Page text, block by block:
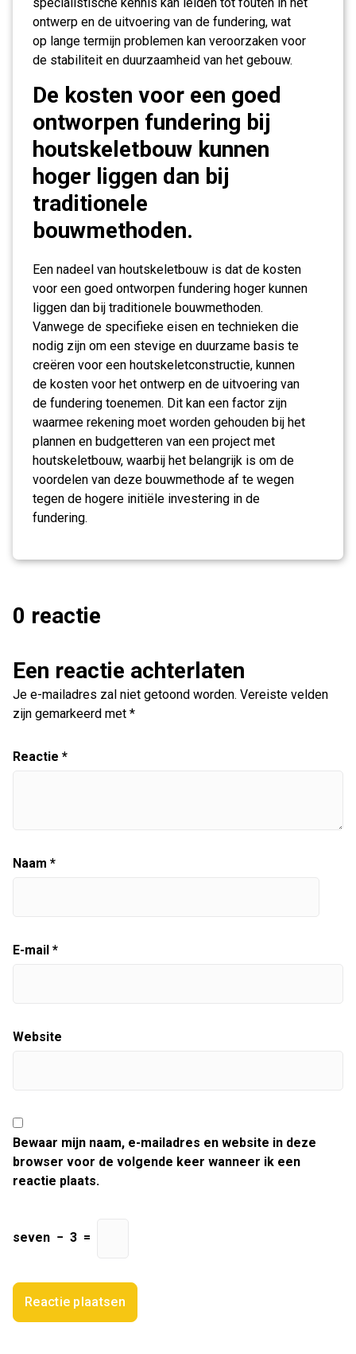
ontwerp en de uitvoering van de fundering, wat
op lange termijn problemen kan veroorzaken voor
de stabiliteit en duurzaamheid van het gebouw.
De kosten voor een goed
ontworpen fundering bij
houtskeletbouw kunnen
hoger liggen dan bij
traditionele
bouwmethoden.
Een nadeel van houtskeletbouw is dat de kosten
voor een goed ontworpen fundering hoger kunnen
liggen dan bij traditionele bouwmethoden.
Vanwege de specifieke eisen en technieken die
nodig zijn om een stevige en duurzame basis te
creëren voor een houtskeletconstructie, kunnen
de kosten voor het ontwerp en de uitvoering van
de fundering toenemen. Dit kan een factor zijn
waarmee rekening moet worden gehouden bij het
plannen en budgetteren van een project met
houtskeletbouw, waarbij het belangrijk is om de
voordelen van deze bouwmethode af te wegen
tegen de hogere initiële investering in de
fundering.
0 reactie
Een reactie achterlaten
Je e-mailadres zal niet getoond worden. Vereiste velden
zijn gemarkeerd met *
Reactie *
Naam *
E-mail *
Website
Bewaar mijn naam, e-mailadres en website in deze
browser voor de volgende keer wanneer ik een
reactie plaats.
seven − 3 =